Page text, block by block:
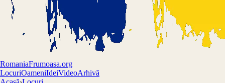
RomaniaFrumoasa.org
LocuriOameniIdeiVideoArhivă